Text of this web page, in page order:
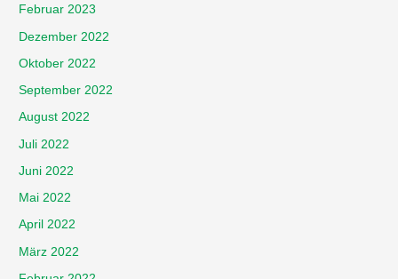
Februar 2023
Dezember 2022
Oktober 2022
September 2022
August 2022
Juli 2022
Juni 2022
Mai 2022
April 2022
März 2022